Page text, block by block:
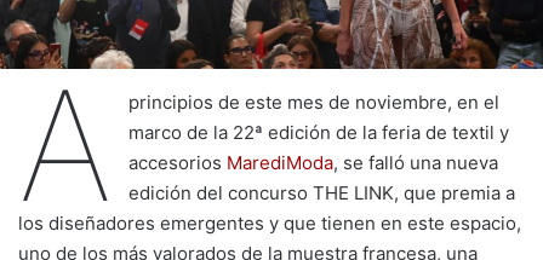
A
principios de este mes de noviembre, en el
marco de la 22ª edición de la feria de textil y
accesorios MarediModa, se falló una nueva
edición del concurso THE LINK, que premia a
los diseñadores emergentes y que tienen en este espacio,
uno de los más valorados de la muestra francesa, una